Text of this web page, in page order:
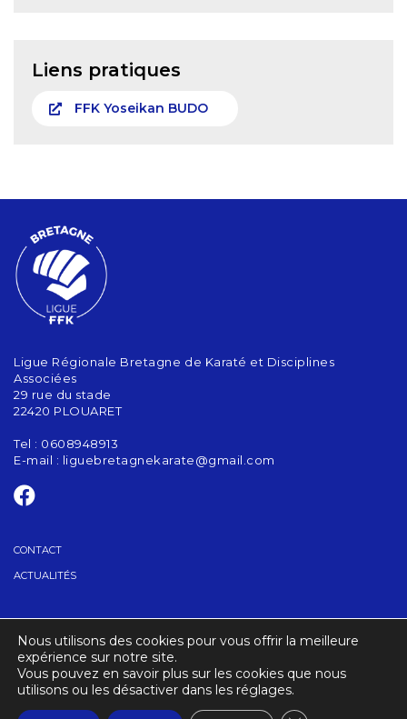
Liens pratiques
FFK Yoseikan BUDO
Ligue Régionale Bretagne de Karaté et Disciplines
Associées
29 rue du stade
22420 PLOUARET
Tel : 0608948913
E-mail : liguebretagnekarate@gmail.com
CONTACT
ACTUALITÉS
TROUVER UN CLUB
CRÉDITS MENTIONS LÉGALES
Nous utilisons des cookies pour vous offrir la meilleure
expérience sur notre site.
Vous pouvez en savoir plus sur les cookies que nous
utilisons ou les désactiver dans les réglages.